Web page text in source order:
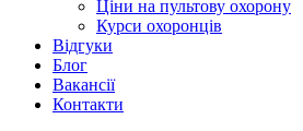
Ціни на пультову охорону
Курси охоронців
Відгуки
Блог
Ваканcії
Контакти